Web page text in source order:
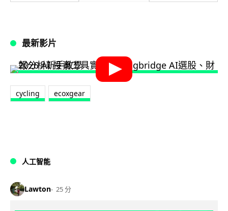
最新影片
cycling ecoxgear
人工智能
Lawton 25 分